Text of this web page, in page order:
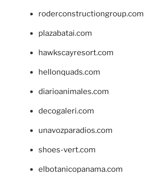
roderconstructiongroup.com
plazabatai.com
hawkscayresort.com
hellonquads.com
diarioanimales.com
decogaleri.com
unavozparadios.com
shoes-vert.com
elbotanicopanama.com